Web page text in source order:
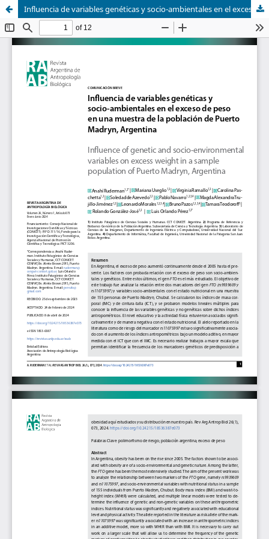
Influencia de variables genéticas y socio-ambientales en el exceso de peso en una muestra de la población de Puerto Madryn, Argentina